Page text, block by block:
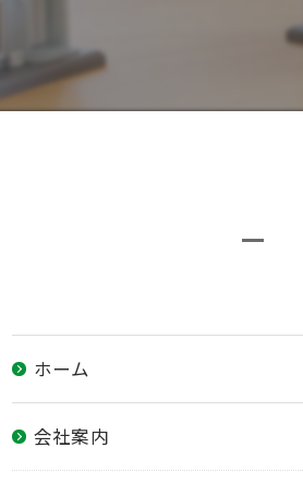
ホーム
会社案内